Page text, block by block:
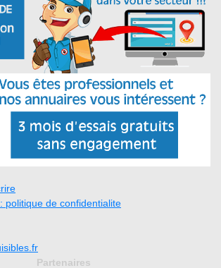
politique de confidentialite
Partenaires